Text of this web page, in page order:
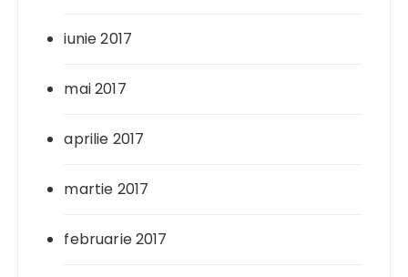
iunie 2017
mai 2017
aprilie 2017
martie 2017
februarie 2017